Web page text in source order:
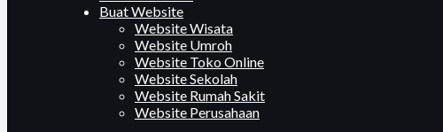
Buat Website
Website Wisata
Website Umroh
Website Toko Online
Website Sekolah
Website Rumah Sakit
Website Perusahaan